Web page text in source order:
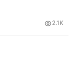
2.1K